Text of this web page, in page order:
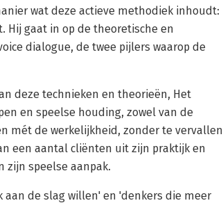
wat deze actieve methodiek inhoudt:
Hij gaat in op de theoretische en
dialogue, de twee pijlers waarop de
deze technieken en theorieën, Het
en speelse houding, zowel van de
mét de werkelijkheid, zonder te vervallen
een aantal cliënten uit zijn praktijk en
zijn speelse aanpak.
aan de slag willen' en 'denkers die meer